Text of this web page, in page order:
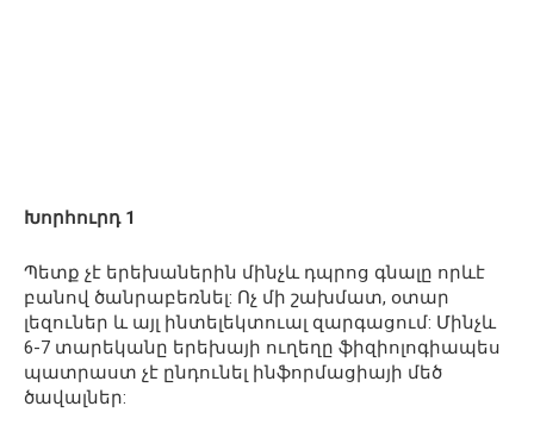
Խորհուրդ 1
Պետք չէ երեխաներին մինչև դպրոց գնալը որևէ
բանով ծանրաբեռնել: Ոչ մի շախմատ, օտար
լեզուներ և այլ ինտելեկտուալ զարգացում: Մինչև
6-7 տարեկանը երեխայի ուղեղը ֆիզիոլոգիապես
պատրաստ չէ ընդունել ինֆորմացիայի մեծ
ծավալներ: